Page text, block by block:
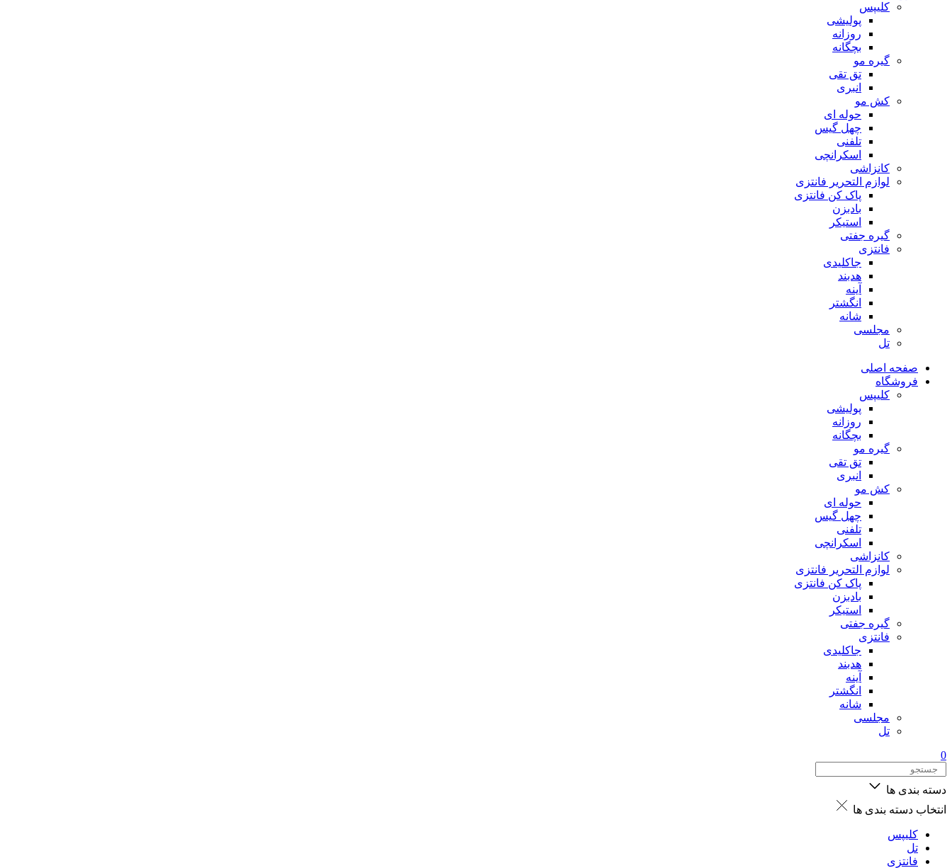
کلیپس
پولیشی
روزانه
بچگانه
گیره مو
تق تقی
انبری
کش مو
حوله ای
چهل گیس
تلفنی
اسکرانچی
کانزاشی
لوازم التحریر فانتزی
پاک کن فانتزی
بادبزن
استیکر
گیره جفتی
فانتزی
جاکلیدی
هدبند
آینه
انگشتر
شانه
مجلسی
تل
صفحه اصلی
فروشگاه
کلیپس
پولیشی
روزانه
بچگانه
گیره مو
تق تقی
انبری
کش مو
حوله ای
چهل گیس
تلفنی
اسکرانچی
کانزاشی
لوازم التحریر فانتزی
پاک کن فانتزی
بادبزن
استیکر
گیره جفتی
فانتزی
جاکلیدی
هدبند
آینه
انگشتر
شانه
مجلسی
تل
0
دسته بندی ها
انتخاب دسته بندی ها
کلیپس
تل
فانتزی